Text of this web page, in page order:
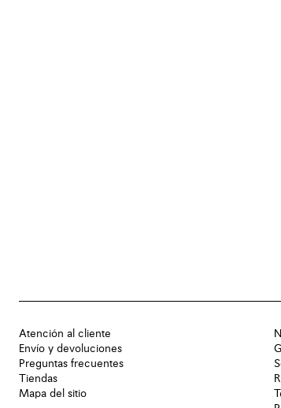
Atención al cliente
Envío y devoluciones
Preguntas frecuentes
Tiendas
Mapa del sitio